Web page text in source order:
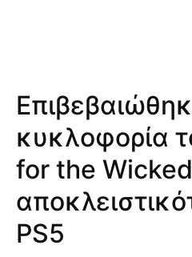
κυκλοφορία
for the
PS5